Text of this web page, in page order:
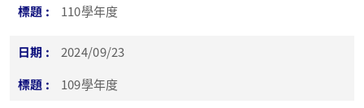
110學年度
2024/09/23
109學年度